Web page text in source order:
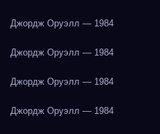
Джордж Оруэлл — 1984
Джордж Оруэлл — 1984
Джордж Оруэлл — 1984
Джордж Оруэлл — 1984